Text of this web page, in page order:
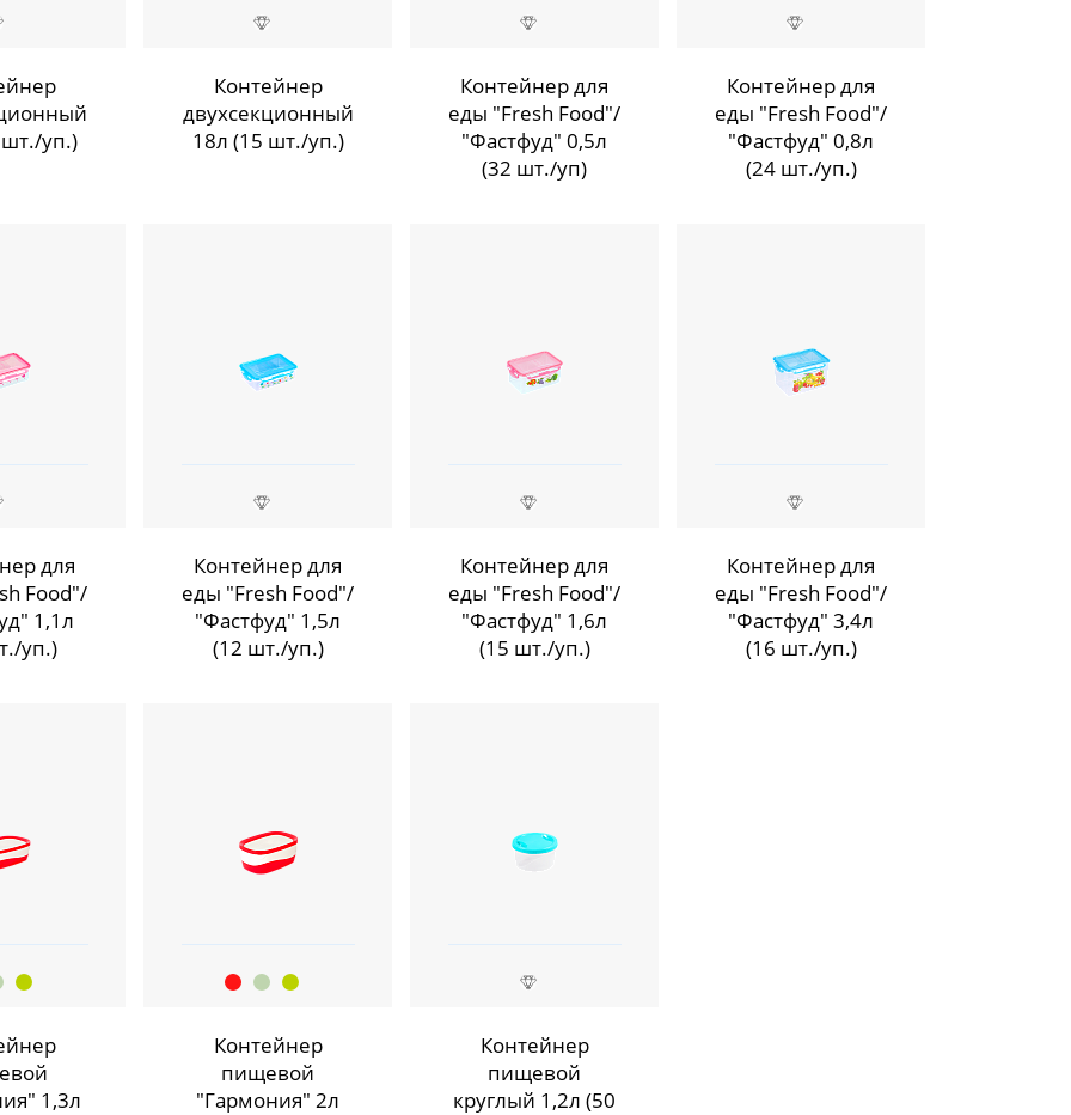
уп.)
Контейнер
двухсекционный
18л (15 шт./уп.)
Контейнер для
еды "Fresh Food"/
"Фастфуд" 0,5л
(32 шт./уп)
Контейнер для
еды "Fresh Food"/
"Фастфуд" 0,8л
(24 шт./уп.)
для
Food"/
1,1л
уп.)
Контейнер для
еды "Fresh Food"/
"Фастфуд" 1,5л
(12 шт./уп.)
Контейнер для
еды "Fresh Food"/
"Фастфуд" 1,6л
(15 шт./уп.)
Контейнер для
еды "Fresh Food"/
"Фастфуд" 3,4л
(16 шт./уп.)
1,3л
Контейнер
пищевой
"Гармония" 2л
Контейнер
пищевой
круглый 1,2л (50